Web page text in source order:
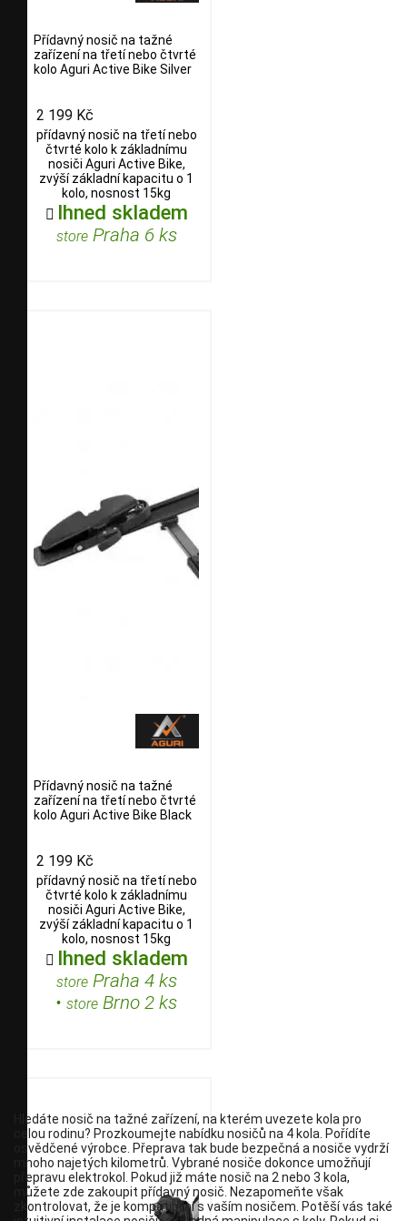
Hledáte nosič na tažné zařízení, na kterém uvezete kola pro
celou rodinu? Prozkoumejte nabídku nosičů na 4 kola. Pořídíte
osvědčené výrobce. Přeprava tak bude bezpečná a nosiče vydrží
mnoho najetých kilometrů. Vybrané nosiče dokonce umožňují
přepravu elektrokol. Pokud již máte nosič na 2 nebo 3 kola,
můžete zde zakoupit přídavný nosič. Nezapomeňte však
zkontrolovat, že je kompatibilní s vaším nosičem. Potěší vás také
Přídavný nosič na tažné
zařízení na třetí nebo čtvrté
kolo Aguri Active Bike Silver
2 199 Kč
přídavný nosič na třetí nebo
čtvrté kolo k základnímu
nosiči Aguri Active Bike,
zvýší základní kapacitu o 1
kolo, nosnost 15kg
 Ihned skladem
storePraha 6 ks
Přídavný nosič na tažné
zařízení na třetí nebo čtvrté
kolo Aguri Active Bike Black
2 199 Kč
přídavný nosič na třetí nebo
čtvrté kolo k základnímu
nosiči Aguri Active Bike,
zvýší základní kapacitu o 1
kolo, nosnost 15kg
 Ihned skladem
storePraha 4 ks
• store Brno 2 ks